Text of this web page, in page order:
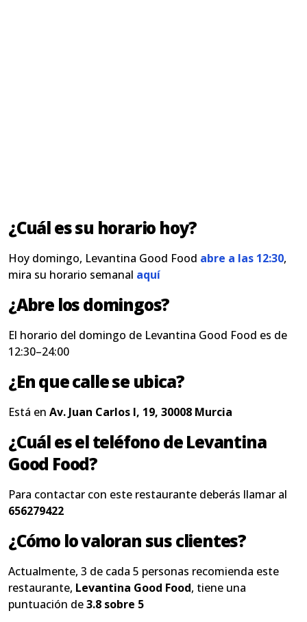
¿Cuál es su horario hoy?
Hoy domingo, Levantina Good Food abre a las 12:30,
mira su horario semanal aquí
¿Abre los domingos?
El horario del domingo de Levantina Good Food es de
12:30–24:00
¿En que calle se ubica?
Está en Av. Juan Carlos I, 19, 30008 Murcia
¿Cuál es el teléfono de Levantina
Good Food?
Para contactar con este restaurante deberás llamar al
656279422
¿Cómo lo valoran sus clientes?
Actualmente, 3 de cada 5 personas recomienda este
restaurante, Levantina Good Food, tiene una
puntuación de3.8 sobre 5